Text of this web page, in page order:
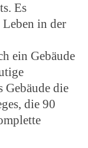
Es
in der
ein Gebäude
Gebäude die
die 90